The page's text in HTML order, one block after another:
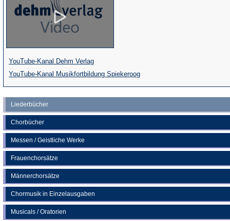
Liederbücher
Chorbücher
Messen / Geistliche Werke
Frauenchorsätze
Männerchorsätze
Chormusik in Einzelausgaben
Musicals / Oratorien
YouTube-Kanal Dehm Verlag(Öffnet
in
einem
neuen
Tab)
YouTube-Kanal Musikfortbildung Spiekeroog(Öffnet
in
einem
neuen